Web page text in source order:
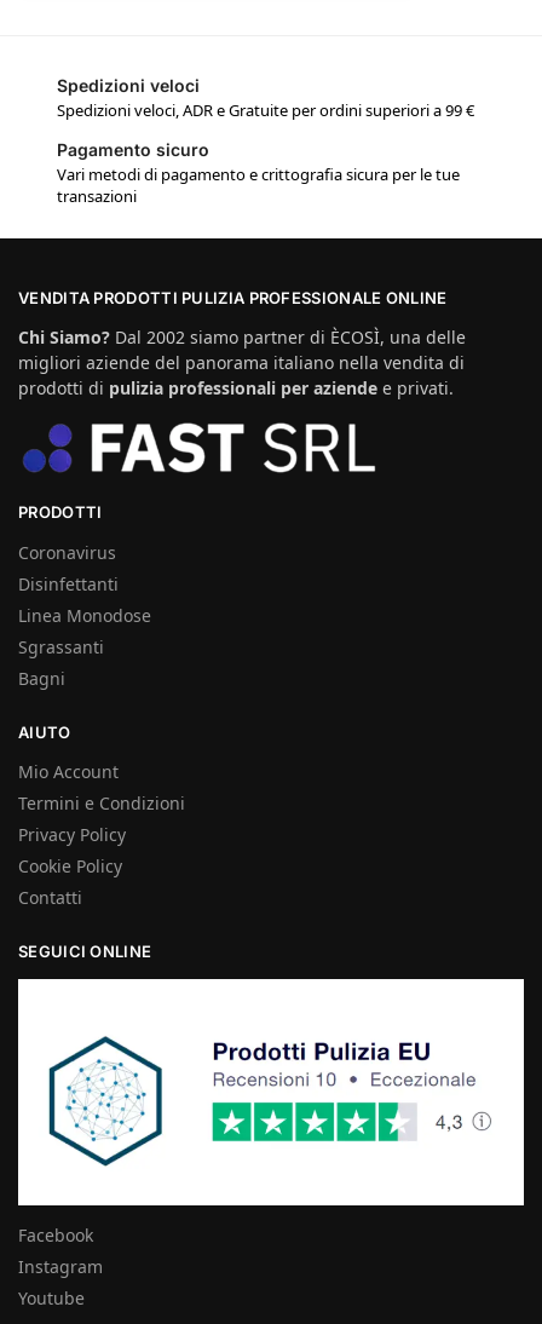
Spedizioni veloci
Spedizioni veloci, ADR e Gratuite per ordini superiori a 99 €
Pagamento sicuro
Vari metodi di pagamento e crittografia sicura per le tue
transazioni
VENDITA PRODOTTI PULIZIA PROFESSIONALE ONLINE
Chi Siamo? Dal 2002 siamo partner di ÈCOSÌ, una delle
migliori aziende del panorama italiano nella vendita di
prodotti di pulizia professionali per aziende e privati.
PRODOTTI
Coronavirus
Disinfettanti
Linea Monodose
Sgrassanti
Bagni
AIUTO
Mio Account
Termini e Condizioni
Privacy Policy
Cookie Policy
Contatti
SEGUICI ONLINE
Facebook
Instagram
Youtube